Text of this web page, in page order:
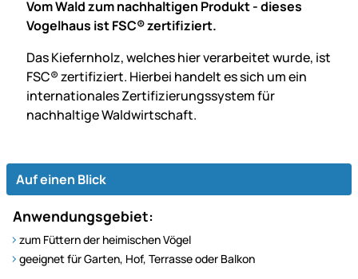
Vom Wald zum nachhaltigen Produkt - dieses
Vogelhaus ist FSC® zertifiziert.
Das Kiefernholz, welches hier verarbeitet wurde, ist
FSC® zertifiziert. Hierbei handelt es sich um ein
internationales Zertifizierungssystem für
nachhaltige Waldwirtschaft.
Auf einen Blick
Anwendungsgebiet:
zum Füttern der heimischen Vögel
geeignet für Garten, Hof, Terrasse oder Balkon